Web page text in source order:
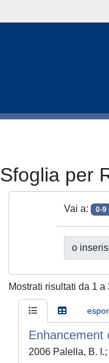
Sfoglia per
Vai a: 0-9
o
Mostrati risultati da 1 a
Enhancement
2006 Palella, B.